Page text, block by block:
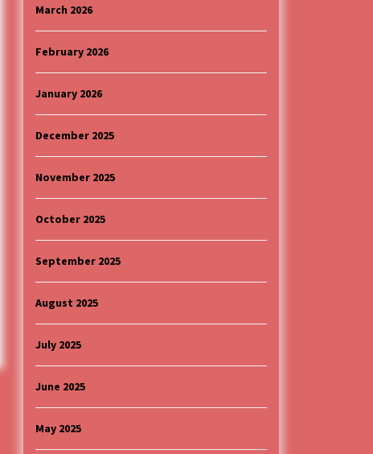
Specijalna projekcija filma
„Sportsko srce“ uz gostovanje
bioskopu. Petak, 13, mart od 19.30
March 2026
February 2026
January 2026
December 2025
November 2025
October 2025
September 2025
August 2025
July 2025
June 2025
May 2025